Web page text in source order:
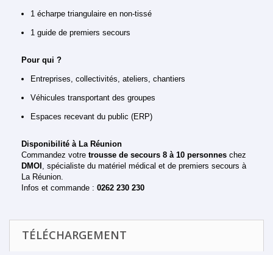
1 écharpe triangulaire en non-tissé
1 guide de premiers secours
Pour qui ?
Entreprises, collectivités, ateliers, chantiers
Véhicules transportant des groupes
Espaces recevant du public (ERP)
Disponibilité à La Réunion
Commandez votre trousse de secours 8 à 10 personnes chez
DMOI , spécialiste du matériel médical et de premiers secours à
La Réunion.
Infos et commande : 0262 230 230
TÉLÉCHARGEMENT